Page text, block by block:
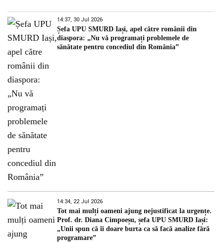
14:37, 30 Jul 2026
Șefa UPU SMURD Iași, apel către românii din
diaspora: „Nu vă programați problemele de
sănătate pentru concediul din România”
14:34, 22 Jul 2026
Tot mai mulți oameni ajung nejustificat la urgențe.
Prof. dr. Diana Cimpoeșu, șefa UPU SMURD Iași:
„Unii spun că îi doare burta ca să facă analize fără
programare”